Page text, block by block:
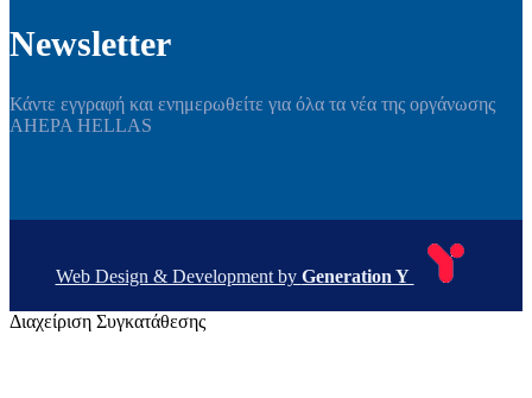
Newsletter
Κάντε εγγραφή και ενημερωθείτε για όλα τα νέα της οργάνωσης
AHEPA HELLAS
Web Design & Development by Generation Y
Διαχείριση Συγκατάθεσης